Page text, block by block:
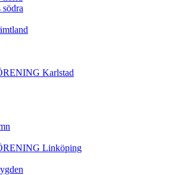
södra
Karlstad
Linköping